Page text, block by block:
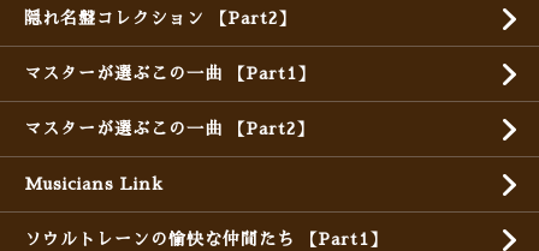
隠れ名盤コレクション 【Part2】
マスターが選ぶこの一曲 【Part1】
マスターが選ぶこの一曲 【Part2】
Musicians Link
ソウルトレーンの愉快な仲間たち 【Part1】